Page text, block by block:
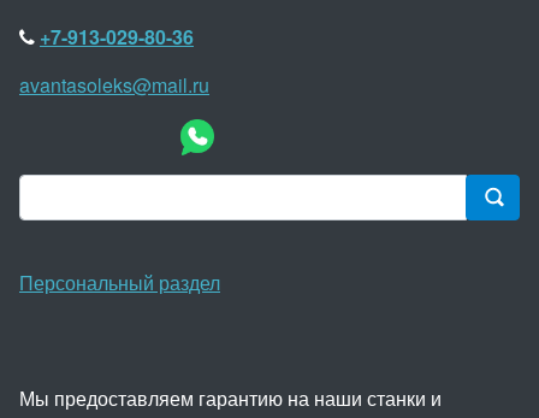
+7-913-029-80-36
avantasoleks@mail.ru
Персональный раздел
Мы предоставляем гарантию на наши станки и